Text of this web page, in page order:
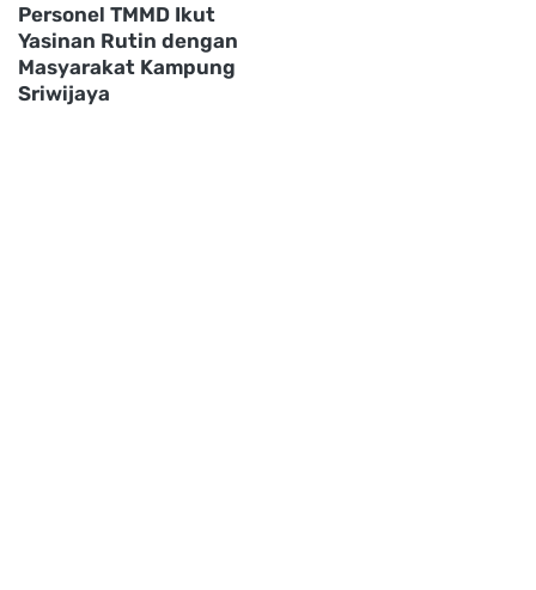
Personel TMMD Ikut
Yasinan Rutin dengan
Masyarakat Kampung
Sriwijaya